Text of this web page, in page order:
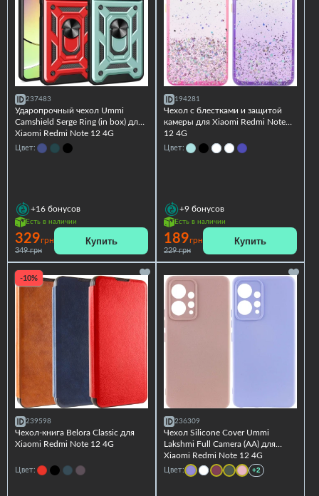
237483
Ударопрочный чехол Ummi
Camshield Serge Ring (in box) для
Xiaomi Redmi Note 12 4G
Цвет:
+16 бонусов
Есть в наличии
329грн
349 грн
Купить
194281
Чехол с блестками и защитой
камеры для Xiaomi Redmi Note
12 4G
Цвет:
+9 бонусов
Есть в наличии
189грн
229 грн
Купить
-10%
239598
Чехол-книга Belora Classic для
Xiaomi Redmi Note 12 4G
Цвет:
236309
Чехол Silicone Cover Ummi
Lakshmi Full Camera (AA) для
Xiaomi Redmi Note 12 4G
Цвет: +2